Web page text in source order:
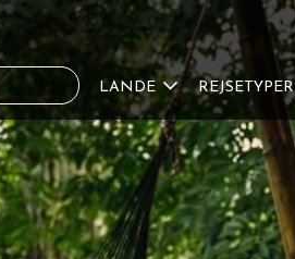
LANDE REJSETYPER